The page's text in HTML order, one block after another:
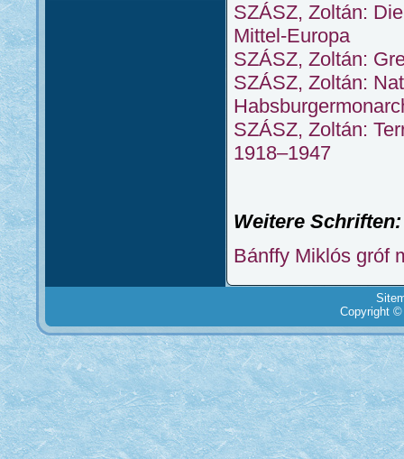
SZÁSZ, Zoltán:
Mittel-Europa
SZÁSZ, Zoltán:
SZÁSZ, Zoltán:
SZÁSZ, Zoltán:
1918–1947
Weitere Schriften:
Bánffy Miklós gróf
Copyright ©